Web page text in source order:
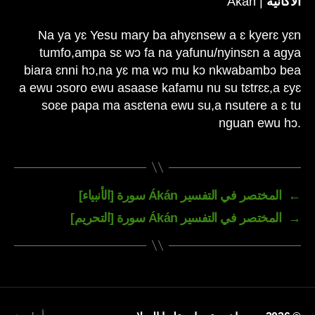
Na ya yɛ Yesu mary ba ahyɛnsew a ɛ kyerɛ yɛn
tumfo,ampa sɛ wɔ fa na yafunu/nyinsɛn a agya
biara ɛnni hɔ,na yɛ ma wɔ mu kɔ nkwabambɔ bea
a ewu ɔsoro ewu asaase kafamu nu su tɛtrɛɛ,a ɛyɛ
soɛe papa ma asɛtena ewu su,a nsutere a ɛ tu
nguan ewu hɔ.
←
المختصر في التفسير Ákán سورة [الأنبياء]
→
المختصر في التفسير Ákán سورة [التحريم]